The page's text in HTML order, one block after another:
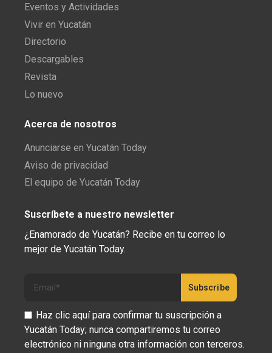
Eventos y Actividades
Vivir en Yucatán
Directorio
Descargables
Revista
Lo nuevo
Acerca de nosotros
Anunciarse en Yucatán Today
Aviso de privacidad
El equipo de Yucatán Today
Suscríbete a nuestro newsletter
¿Enamorado de Yucatán? Recibe en tu correo lo
mejor de Yucatán Today.
Haz clic aquí para confirmar tu suscripción a
Yucatán Today; nunca compartiremos tu correo
electrónico ni ninguna otra información con terceros.